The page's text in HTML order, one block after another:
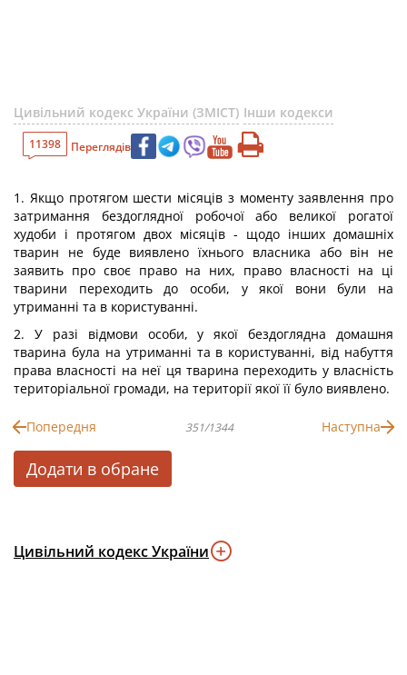
Цивільний кодекс України (ЗМІСТ) Інши кодекси
11398 Переглядів
1. Якщо протягом шести місяців з моменту заявлення про
затримання бездоглядної робочої або великої рогатої
худоби і протягом двох місяців - щодо інших домашніх
тварин не буде виявлено їхнього власника або він не
заявить про своє право на них, право власності на ці
тварини переходить до особи, у якої вони були на
утриманні та в користуванні.
2. У разі відмови особи, у якої бездоглядна домашня
тварина була на утриманні та в користуванні, від набуття
права власності на неї ця тварина переходить у власність
територіальної громади, на території якої її було виявлено.
Попередня 351/1344 Наступна
Додати в обране
Цивільний кодекс України